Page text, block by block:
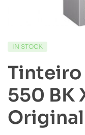
IN STOCK
Tinteiro
550 BK